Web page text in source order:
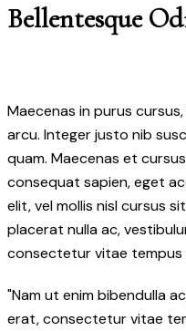
Bellentesque
Maecenas in purus
arcu. Integer justo nib
quam. Maecenas et
consequat sapien, eget
elit, vel mollis nisl cursus
placerat nulla ac,
consectetur vitae tempus
"Nam ut enim bibendulla
erat, consectetur vitae